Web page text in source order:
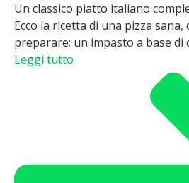
Un classico piatto italiano
Ecco la ricetta di una pizza sana,
preparare: un impasto a base di
Leggi tutto